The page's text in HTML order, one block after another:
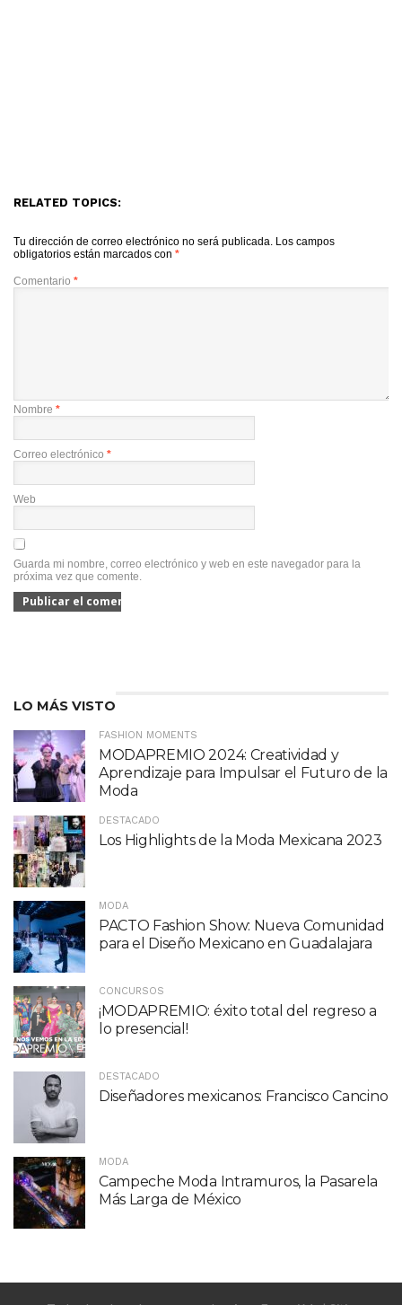
RELATED TOPICS:
Tu dirección de correo electrónico no será publicada. Los campos
obligatorios están marcados con *
Comentario *
Nombre *
Correo electrónico *
Web
Guarda mi nombre, correo electrónico y web en este navegador para la
próxima vez que comente.
LO MÁS VISTO
FASHION MOMENTS
MODAPREMIO 2024: Creatividad y
Aprendizaje para Impulsar el Futuro de la
Moda
DESTACADO
Los Highlights de la Moda Mexicana 2023
MODA
PACTO Fashion Show: Nueva Comunidad
para el Diseño Mexicano en Guadalajara
CONCURSOS
¡MODAPREMIO: éxito total del regreso a
lo presencial!
DESTACADO
Diseñadores mexicanos: Francisco Cancino
MODA
Campeche Moda Intramuros, la Pasarela
Más Larga de México